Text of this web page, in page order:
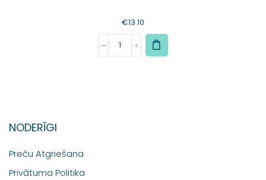
€13.10
NODERĪGI
Preču Atgriešana
Privātuma Politika